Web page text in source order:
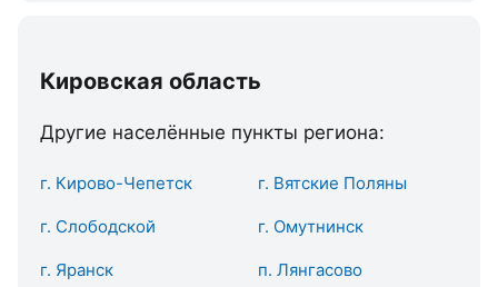
Кировская область
Другие населённые пункты региона:
г. Кирово-Чепетск г. Вятские Поляны
г. Слободской г. Омутнинск
г. Яранск п. Лянгасово